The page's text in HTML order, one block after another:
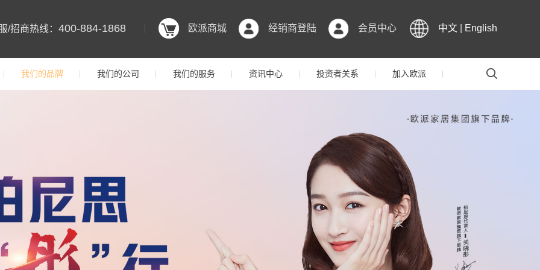
中文 English
会员中心
经销商登陆
欧派商城
/招商热线： 400-884-1868
我们的品牌 我们的公司 我们的服务 资讯中心 投资者关系 加入欧派